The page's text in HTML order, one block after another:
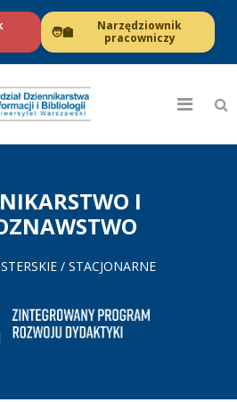
🧑‍🏫
Narzędziownik
pracowniczy
I
/ STACJONARNE